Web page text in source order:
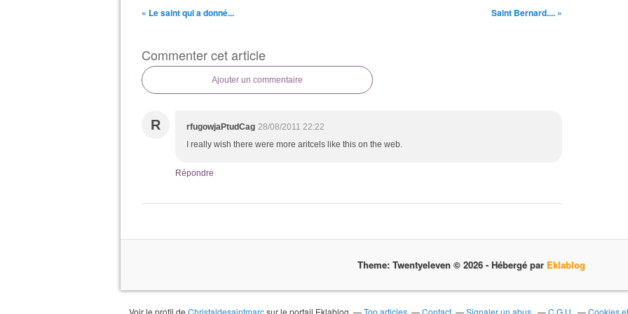
« Le saint qui a donné... Saint Bernard.... »
Commenter cet article
Ajouter un commentaire
R rfugowjaPtudCag 28/08/2011 22:22
I really wish there were more aritcels like this on the web.
Répondre
Theme: Twentyeleven © 2026 - Hébergé par Eklablog
Voir le profil de Christaldesaintmarcsur le portail Eklablog Top articles Contact Signaler un abus C.G.U. Cookies